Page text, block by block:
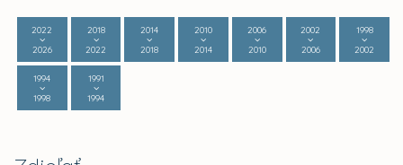
2022
2026
2018
2022
2014
2018
2010
2014
2006
2010
2002
2006
1998
2002
1994
1998
1991
1994